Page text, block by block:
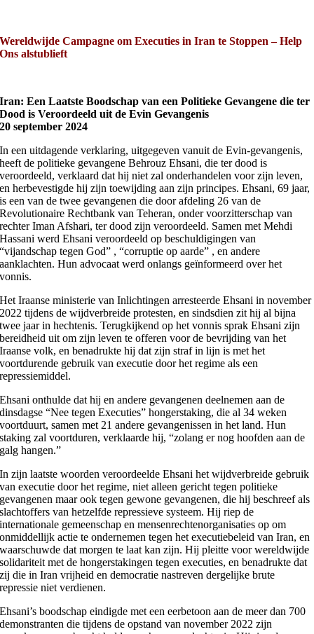
Wereldwijde Campagne om Executies in Iran te Stoppen – Help
Ons alstublieft
Iran: Een Laatste Boodschap van een Politieke Gevangene die ter
Dood is Veroordeeld uit de Evin Gevangenis
20 september 2024
In een uitdagende verklaring, uitgegeven vanuit de Evin-gevangenis,
heeft de politieke gevangene Behrouz Ehsani, die ter dood is
veroordeeld, verklaard dat hij niet zal onderhandelen voor zijn leven,
en herbevestigde hij zijn toewijding aan zijn principes. Ehsani, 69 jaar,
is een van de twee gevangenen die door afdeling 26 van de
Revolutionaire Rechtbank van Teheran, onder voorzitterschap van
rechter Iman Afshari, ter dood zijn veroordeeld. Samen met Mehdi
Hassani werd Ehsani veroordeeld op beschuldigingen van
“vijandschap tegen God” , “corruptie op aarde” , en andere
aanklachten. Hun advocaat werd onlangs geïnformeerd over het
vonnis.
Het Iraanse ministerie van Inlichtingen arresteerde Ehsani in november
2022 tijdens de wijdverbreide protesten, en sindsdien zit hij al bijna
twee jaar in hechtenis. Terugkijkend op het vonnis sprak Ehsani zijn
bereidheid uit om zijn leven te offeren voor de bevrijding van het
Iraanse volk, en benadrukte hij dat zijn straf in lijn is met het
voortdurende gebruik van executie door het regime als een
repressiemiddel.
Ehsani onthulde dat hij en andere gevangenen deelnemen aan de
dinsdagse “Nee tegen Executies” hongerstaking, die al 34 weken
voortduurt, samen met 21 andere gevangenissen in het land. Hun
staking zal voortduren, verklaarde hij, “zolang er nog hoofden aan de
galg hangen.”
In zijn laatste woorden veroordeelde Ehsani het wijdverbreide gebruik
van executie door het regime, niet alleen gericht tegen politieke
gevangenen maar ook tegen gewone gevangenen, die hij beschreef als
slachtoffers van hetzelfde repressieve systeem. Hij riep de
internationale gemeenschap en mensenrechtenorganisaties op om
onmiddellijk actie te ondernemen tegen het executiebeleid van Iran, en
waarschuwde dat morgen te laat kan zijn. Hij pleitte voor wereldwijde
solidariteit met de hongerstakingen tegen executies, en benadrukte dat
zij die in Iran vrijheid en democratie nastreven dergelijke brute
repressie niet verdienen.
Ehsani’s boodschap eindigde met een eerbetoon aan de meer dan 700
demonstranten die tijdens de opstand van november 2022 zijn